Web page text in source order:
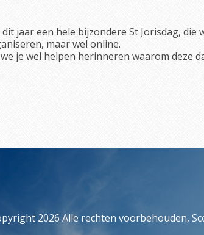
jaar een hele bijzondere St Jorisdag, die
maar wel online.
je wel helpen herinneren waarom deze
2026 Alle rechten voorbehouden,